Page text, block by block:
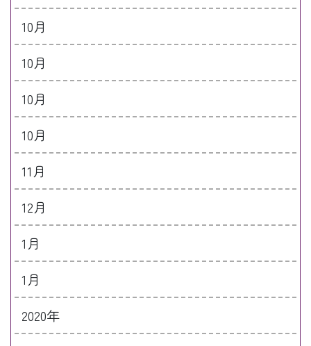
10月
10月
10月
10月
11月
12月
1月
1月
2020年